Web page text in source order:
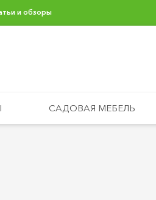
и обзоры
САДОВАЯ МЕБЕЛЬ